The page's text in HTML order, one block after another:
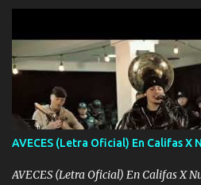
AVECES (Letra Oficial) En Califas X
AVECES (Letra Oficial) En Califas X